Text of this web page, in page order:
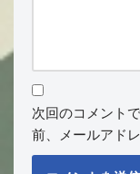
次回のコメント
前、メールアド